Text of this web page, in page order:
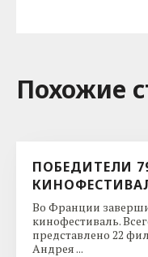
Похожие
ПОБЕДИТЕЛИ
Во Франции
кинофестиваль.
представлено 22
Андрея ...